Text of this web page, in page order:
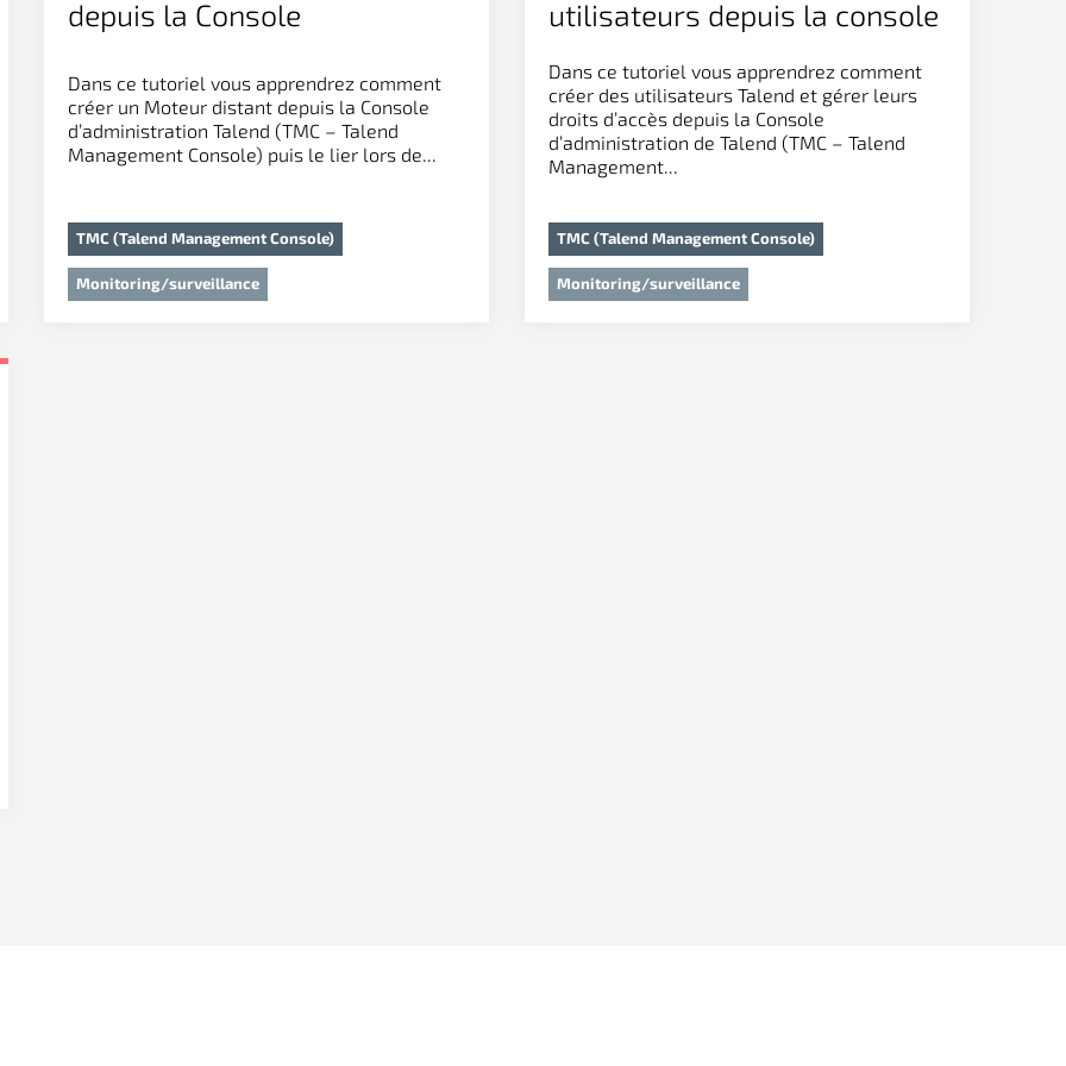
depuis la Console
Dans ce tutoriel vous apprendrez comment
créer un Moteur distant depuis la Console
d’administration Talend (TMC – Talend
Management Console) puis le lier lors de...
TMC (Talend Management Console)
Monitoring/surveillance
utilisateurs depuis la console
Cloud
Dans ce tutoriel vous apprendrez comment
créer des utilisateurs Talend et gérer leurs
droits d’accès depuis la Console
d’administration de Talend (TMC – Talend
Management...
TMC (Talend Management Console)
Monitoring/surveillance